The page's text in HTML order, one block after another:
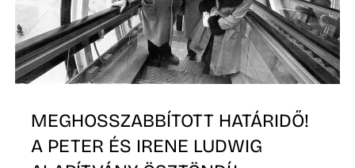
MEGHOSSZABBÍTOTT HATÁRIDŐ!
A PETER ÉS IRENE LUDWIG